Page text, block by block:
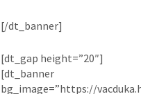
[/dt_banner]
[dt_gap height=”20″]
[dt_banner
bg_image=”https://